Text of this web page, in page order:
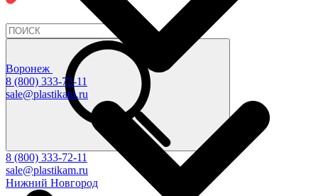
8 (800) 333-72-11
sale@plastikam.ru
Нижний Новгород
Воронеж
8 (800) 333-72-11
sale@plastikam.ru